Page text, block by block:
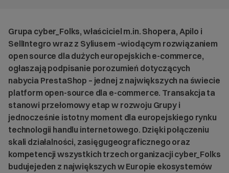
Grupa cyber_Folks, właściciel m.in. Shopera, Apilo i
SellIntegro wraz z Syliusem –wiodącym rozwiązaniem
open source dla dużych europejskich e-commerce,
ogłaszają podpisanie porozumień dotyczących
nabycia PrestaShop – jednej z największych na świecie
platform open-source dla e-commerce. Transakcja ta
stanowi przełomowy etap w rozwoju Grupy i
jednocześnie istotny moment dla europejskiego rynku
technologii handlu internetowego. Dzięki połączeniu
skali działalności, zasięgugeograficznego oraz
kompetencji wszystkich trzech organizacji cyber_Folks
budujejeden z największych w Europie ekosystemów